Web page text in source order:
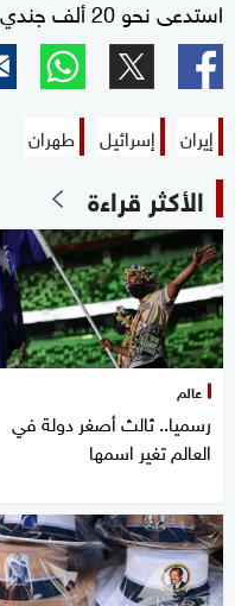
استدعى نحو 20 ألف جندي احتياط لمساعدة السكان.
إيران إسرائيل طهران
الأكثر قراءة
عالم
رسميا.. ثالث أصغر دولة في
العالم تغير اسمها